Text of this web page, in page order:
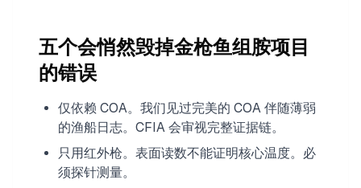
五个会悄然毁掉金枪鱼组胺项目
的错误
仅依赖 COA。我们见过完美的 COA 伴随薄弱
的渔船日志。CFIA 会审视完整证据链。
只用红外枪。表面读数不能证明核心温度。必
须探针测量。